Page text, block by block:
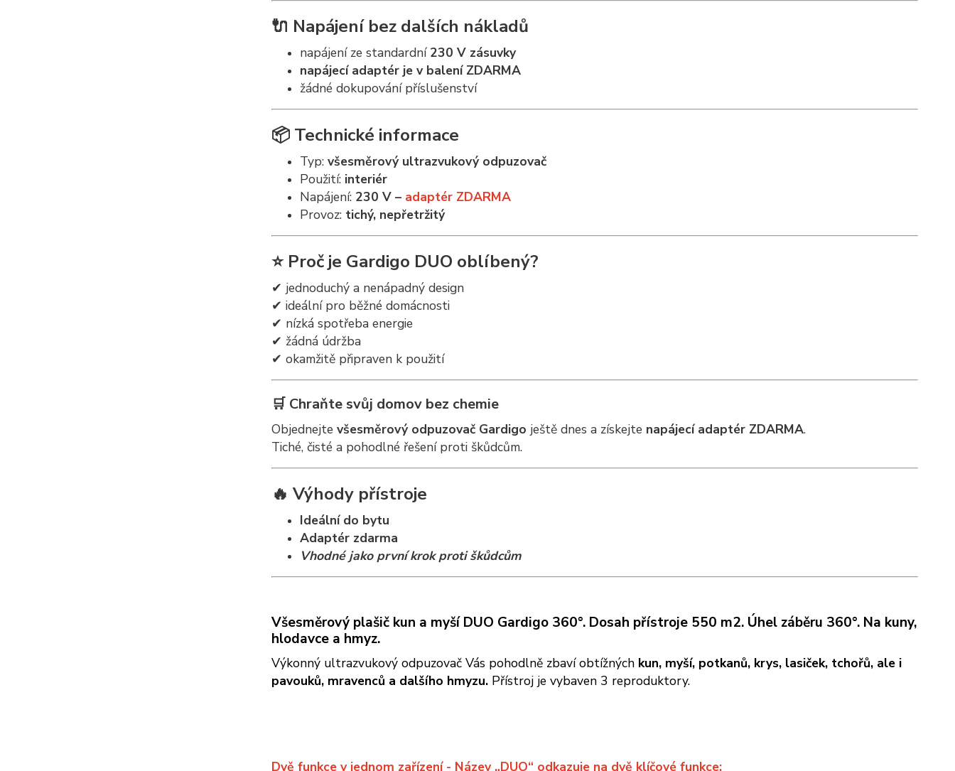
🔌 Napájení bez dalších nákladů
napájení ze standardní 230 V zásuvky
napájecí adaptér je v balení ZDARMA
žádné dokupování příslušenství
📦 Technické informace
Typ: všesměrový ultrazvukový odpuzovač
Použití: interiér
Napájení: 230 V – adaptér ZDARMA
Provoz: tichý, nepřetržitý
⭐ Proč je Gardigo DUO oblíbený?
✔ jednoduchý a nenápadný design
✔ ideální pro běžné domácnosti
✔ nízká spotřeba energie
✔ žádná údržba
✔ okamžitě připraven k použití
🛒 Chraňte svůj domov bez chemie
Objednejte všesměrový odpuzovač Gardigo ještě dnes a získejte napájecí adaptér ZDARMA.
Tiché, čisté a pohodlné řešení proti škůdcům.
🔥 Výhody přístroje
Ideální do bytu
Adaptér zdarma
Vhodné jako první krok proti škůdcům
Všesměrový plašič kun a myší DUO Gardigo 360°. Dosah přístroje 550 m2. Úhel záběru 360°. Na kuny,
hlodavce a hmyz.
Výkonný ultrazvukový odpuzovač Vás pohodlně zbaví obtížných kun, myší, potkanů, krys, lasiček, tchořů, ale i
pavouků, mravenců a dalšího hmyzu.Přístroj je vybaven 3 reproduktory.
Dvě funkce v jednom zařízení - Název „DUO“ odkazuje na dvě klíčové funkce: